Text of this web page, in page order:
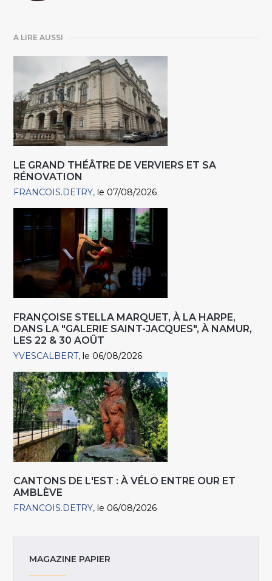
A LIRE AUSSI
LE GRAND THÉÂTRE DE VERVIERS ET SA
RÉNOVATION
FRANCOIS.DETRY le 07/08/2026
FRANÇOISE STELLA MARQUET, À LA HARPE,
DANS LA "GALERIE SAINT-JACQUES", À NAMUR,
LES 22 & 30 AOÛT
YVESCALBERT le 06/08/2026
CANTONS DE L'EST : À VÉLO ENTRE OUR ET
AMBLÈVE
FRANCOIS.DETRY le 06/08/2026
MAGAZINE PAPIER